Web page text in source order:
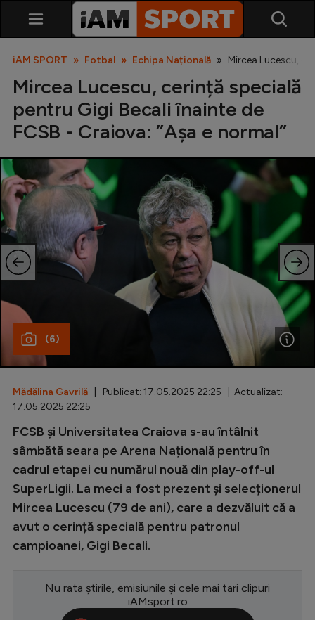
SuperLiga
Liga 2
Cupa României
Echipa Națională
Fotbal feminin
Diverse
Inedit
Champions League
Europa League
Conference League
Premier League
iAM SPORT Fotbal Echipa Națională Mircea Lucescu,
Mircea Lucescu, cerință specială
pentru Gigi Becali înainte de
FCSB - Craiova: ”Aşa e normal”
(6)
Mădălina Gavrilă | Publicat: 17.05.2025 22:25 | Actualizat:
17.05.2025 22:25
FCSB și Universitatea Craiova s-au întâlnit
sâmbătă seara pe Arena Națională pentru în
cadrul etapei cu numărul nouă din play-off-ul
SuperLigii. La meci a fost prezent și selecționerul
Mircea Lucescu (79 de ani), care a dezvăluit că a
avut o cerință specială pentru patronul
campioanei, Gigi Becali.
Nu rata știrile, emisiunile și cele mai tari clipuri
iAMsport.ro